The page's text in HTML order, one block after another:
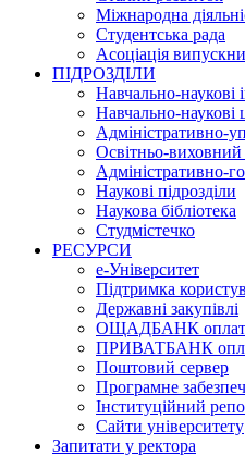
Міжнародна
Студентська рада
Асоціація
ПІДРОЗДІЛИ
Навчально-наукові
Навчально-наукові
Адміністративно-
Освітньо-
Адміністративно-
Наукові підрозділи
Наукова бібліотека
Студмістечко
РЕСУРСИ
е-Університет
Підтримка
Державні закупівлі
ОЩАДБАНК
ПРИВАТБАНК
Поштовий сервер
Програмне
Інституційний
Сайти університету
Запитати у ректора